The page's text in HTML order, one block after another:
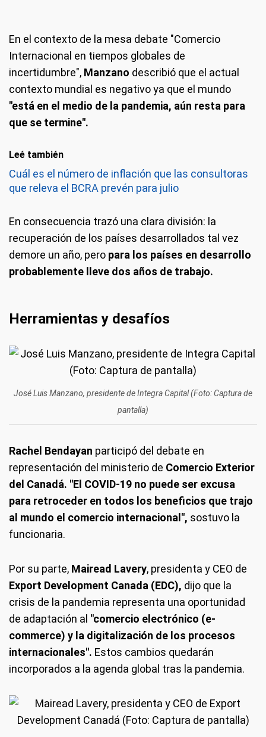
En el contexto de la mesa debate "Comercio
Internacional en tiempos globales de
incertidumbre", Manzano describió que el actual
contexto mundial es negativo ya que el mundo
"está en el medio de la pandemia, aún resta para
que se termine".
Leé también
Cuál es el número de inflación que las consultoras
que releva el BCRA prevén para julio
En consecuencia trazó una clara división: la
recuperación de los países desarrollados tal vez
demore un año, pero para los países en desarrollo
probablemente lleve dos años de trabajo.
Herramientas y desafíos
José Luis Manzano, presidente de Integra Capital (Foto: Captura de
pantalla)
Rachel Bendayan participó del debate en
representación del ministerio de Comercio Exterior
del Canadá. "El COVID-19 no puede ser excusa
para retroceder en todos los beneficios que trajo
al mundo el comercio internacional", sostuvo la
funcionaria.
Por su parte, Mairead Lavery, presidenta y CEO de
Export Development Canada (EDC), dijo que la
crisis de la pandemia representa una oportunidad
de adaptación al "comercio electrónico (e-
commerce) y la digitalización de los procesos
internacionales". Estos cambios quedarán
incorporados a la agenda global tras la pandemia.